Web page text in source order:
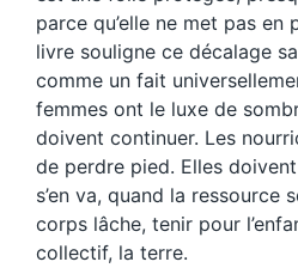
parce qu’elle ne met pas en
livre souligne ce décalage
comme un fait
femmes ont le luxe de
doivent continuer. Les
de perdre pied. Elles
s’en va, quand la ressource
corps lâche, tenir pour
collectif, la terre.